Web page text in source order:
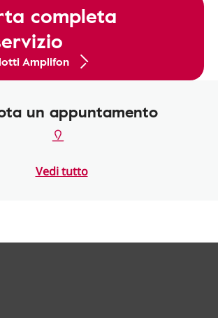
completa
Amplifon
un appuntamento
Vedi tutto